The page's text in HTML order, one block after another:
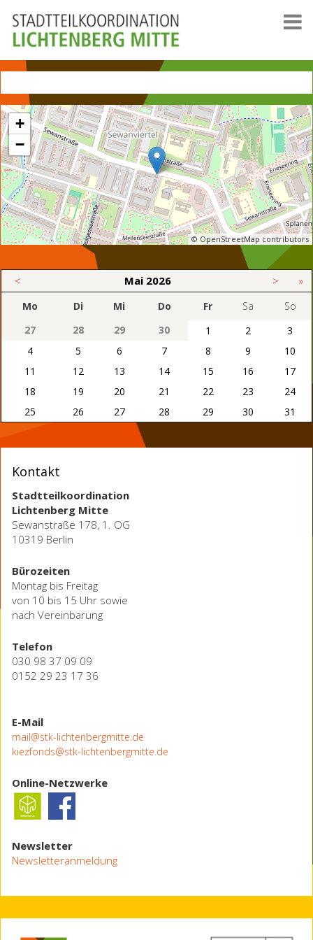
+
−
© OpenStreetMap contributors
< Mai 2026 > »
Mo Di Mi Do Fr Sa
So
27
28 29 30 1 2
3
4
5 6 7 8 9
10
11
12 13 14 15 16
17
18
19 20 21 22 23
24
25
26 27 28 29 30 31
Kontakt
Stadtteilkoordination
Lichtenberg Mitte
Sewanstraße 178, 1. OG
10319 Berlin
Bürozeiten
Montag bis Freitag
von 10 bis 15 Uhr sowie
nach Vereinbarung
Telefon
030 98 37 09 09
0152 29 23 17 36
E-Mail
mail@stk-lichtenbergmitte.de
kiezfonds@stk-lichtenbergmitte.de
Online-Netzwerke
Newsletter
Newsletteranmeldung